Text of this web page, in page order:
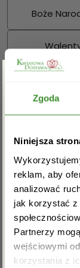
Zgoda
Niniejsza
reklam, aby
analizować
jak korzystać z
Partnerzy
wejściowymi
korzystania z
Boże
Sprawdź
Bukiety
Zapisz się
rabat na
Akceptuję